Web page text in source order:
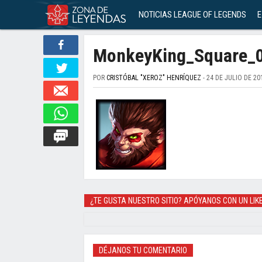
NOTICIAS LEAGUE OF LEGENDS
POR CRISTÓBAL "XEROZ" HENRÍQUEZ - 24 DE JULIO DE
¿TE GUSTA NUESTRO SITIO? APÓYANOS CON UN LIKE
DÉJANOS TU COMENTARIO